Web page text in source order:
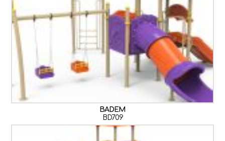
BADEM
BD709